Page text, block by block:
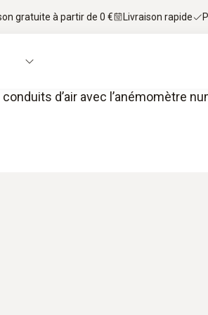
gratuite à partir de 0 € Livraison rapide
d’air avec l’anémomètre